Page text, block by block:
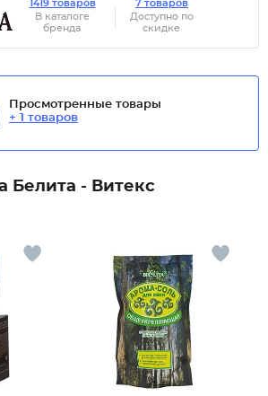
1419 товаров
В каталоге
бренда
7 товаров
Доступно по
скидке
Просмотренные товары
+ 1 товаров
Белита - Витекс